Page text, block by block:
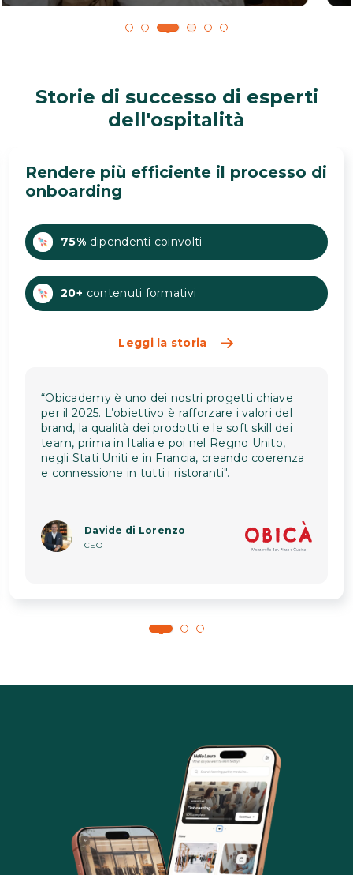
1 2 3 4 5 6
Storie di successo di esperti
dell'ospitalità
Rendere più efficiente il processo di
onboarding
75% dipendenti coinvolti
20+ contenuti formativi
Leggi la storia
“Obicademy è uno dei nostri progetti chiave
per il 2025. L’obiettivo è rafforzare i valori del
brand, la qualità dei prodotti e le soft skill dei
team, prima in Italia e poi nel Regno Unito,
negli Stati Uniti e in Francia, creando coerenza
e connessione in tutti i ristoranti".
Davide di Lorenzo
CEO
1 2 3